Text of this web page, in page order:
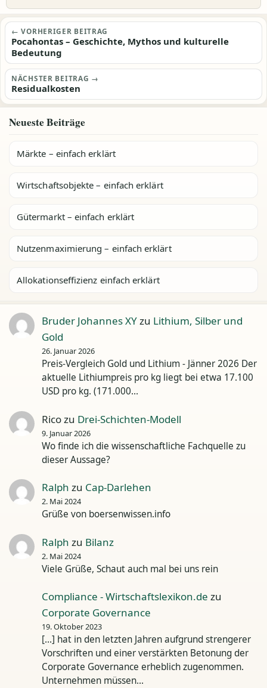
Beitragsnavigation
← VORHERIGER BEITRAG
Pocahontas – Geschichte, Mythos und kulturelle
Bedeutung
NÄCHSTER BEITRAG →
Residualkosten
Neueste Beiträge
Märkte – einfach erklärt
Wirtschaftsobjekte – einfach erklärt
Gütermarkt – einfach erklärt
Nutzenmaximierung – einfach erklärt
Allokationseffizienz einfach erklärt
Bruder Johannes XYzu Lithium, Silber und
Gold
26. Januar 2026
Preis-Vergleich Gold und Lithium - Jänner 2026 Der
aktuelle Lithiumpreis pro kg liegt bei etwa 17.100
USD pro kg. (171.000…
Ricozu Drei-Schichten-Modell
9. Januar 2026
Wo finde ich die wissenschaftliche Fachquelle zu
dieser Aussage?
Ralph zu Cap-Darlehen
2. Mai 2024
Grüße von boersenwissen.info
Ralph zu Bilanz
2. Mai 2024
Viele Grüße, Schaut auch mal bei uns rein
Compliance - Wirtschaftslexikon.de zu
Corporate Governance
19. Oktober 2023
[…] hat in den letzten Jahren aufgrund strengerer
Vorschriften und einer verstärkten Betonung der
Corporate Governance erheblich zugenommen.
Unternehmen müssen…